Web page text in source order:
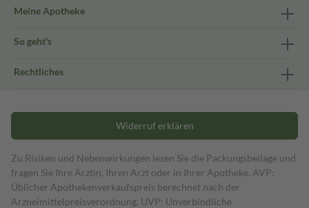
Meine Apotheke
So geht's
Rechtliches
Widerruf erklären
Zu Risiken und Nebenwirkungen lesen Sie die Packungsbeilage und
fragen Sie Ihre Ärztin, Ihren Arzt oder in Ihrer Apotheke. AVP:
Üblicher Apothekenverkaufspreis berechnet nach der
Arzneimittelpreisverordnung. UVP: Unverbindliche